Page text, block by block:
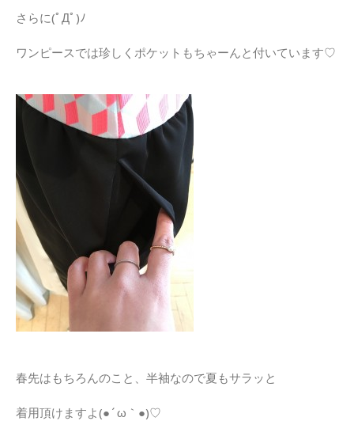
さらに(ﾟДﾟ)ﾉ
ワンピースでは珍しくポケットもちゃーんと付いています♡
春先はもちろんのこと、半袖なので夏もサラッと
着用頂けますよ(●´ω｀●)♡